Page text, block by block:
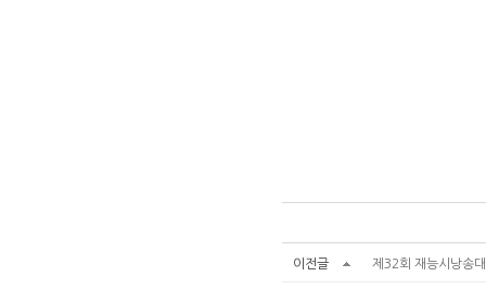
이전글 제32회 재능시낭송